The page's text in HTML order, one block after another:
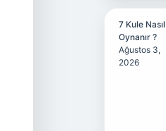
7 Kule Nasıl
Oynanır ?
Ağustos 3,
2026